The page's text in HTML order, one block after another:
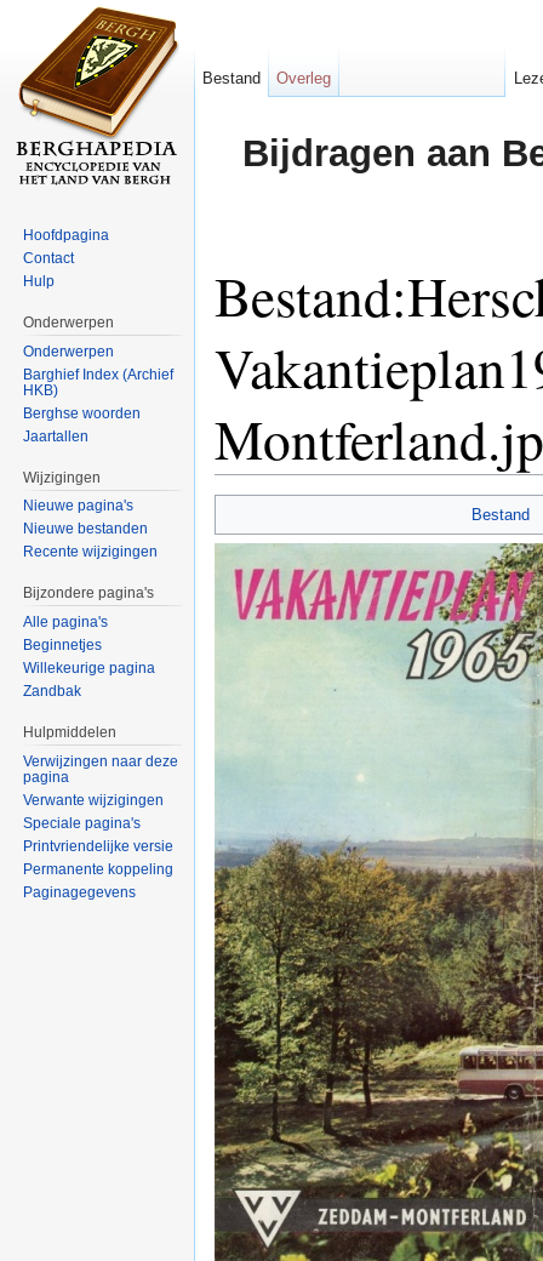
Bijdragen aan
Bestand
Bestand Overleg
Hoofdpagina
Contact
Hulp
Onderwerpen
Onderwerpen
Barghief Index (Archief
HKB)
Berghse woorden
Jaartallen
Wijzigingen
Nieuwe pagina's
Nieuwe bestanden
Recente wijzigingen
Bijzondere pagina's
Alle pagina's
Beginnetjes
Willekeurige pagina
Zandbak
Hulpmiddelen
Verwijzingen naar deze
pagina
Verwante wijzigingen
Speciale pagina's
Printvriendelijke versie
Permanente koppeling
Paginagegevens